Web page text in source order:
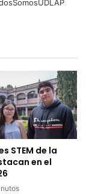
STEM de la
en el